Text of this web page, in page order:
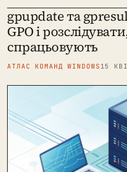
gpupdate та
GPO і
спрацьовують
АТЛАС КОМАНД WINDOWS 15